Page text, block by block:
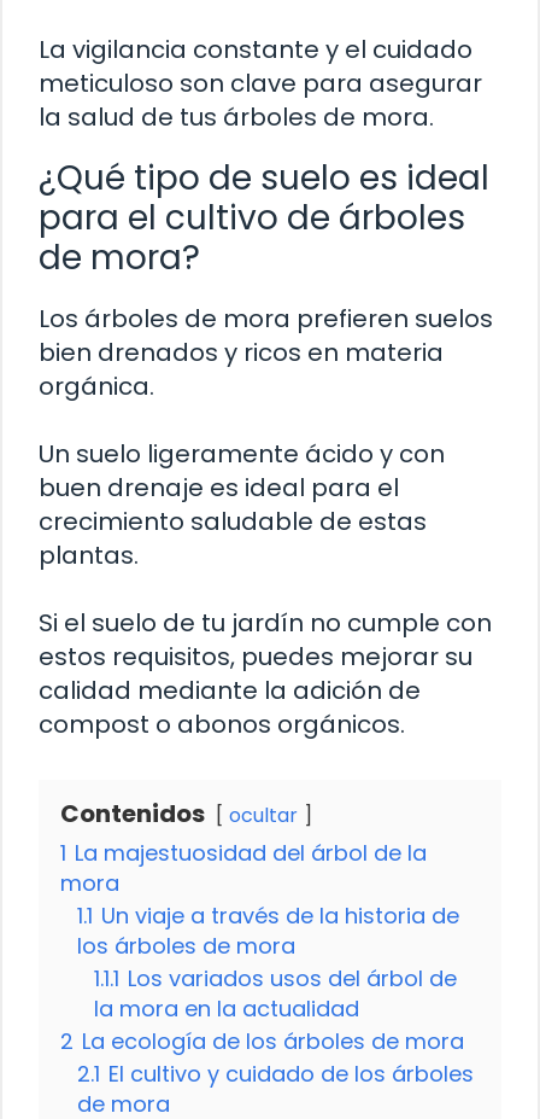
La vigilancia constante y el cuidado
meticuloso son clave para asegurar
la salud de tus árboles de mora.
¿Qué tipo de suelo es ideal
para el cultivo de árboles
de mora?
Los árboles de mora prefieren suelos
bien drenados y ricos en materia
orgánica.
Un suelo ligeramente ácido y con
buen drenaje es ideal para el
crecimiento saludable de estas
plantas.
Si el suelo de tu jardín no cumple con
estos requisitos, puedes mejorar su
calidad mediante la adición de
compost o abonos orgánicos.
Contenidos ocultar
1 La majestuosidad del árbol de la
mora
1.1 Un viaje a través de la historia de
los árboles de mora
1.1.1 Los variados usos del árbol de
la mora en la actualidad
2 La ecología de los árboles de mora
2.1 El cultivo y cuidado de los árboles
de mora